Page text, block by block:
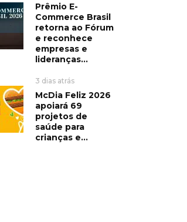
Prêmio E-
Commerce Brasil
retorna ao Fórum
e reconhece
empresas e
lideranças...
3 dias atrás
McDia Feliz 2026
apoiará 69
projetos de
saúde para
crianças e...